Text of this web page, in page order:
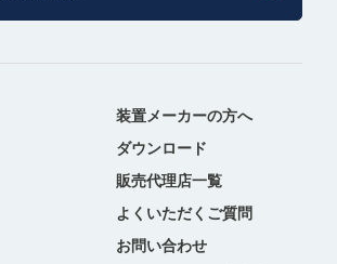
装置メーカーの方へ
ダウンロード
販売代理店一覧
よくいただくご質問
お問い合わせ